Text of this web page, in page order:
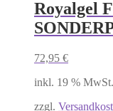
Royalgel
72,95 €
inkl. 19 % MwSt.
zzgl.